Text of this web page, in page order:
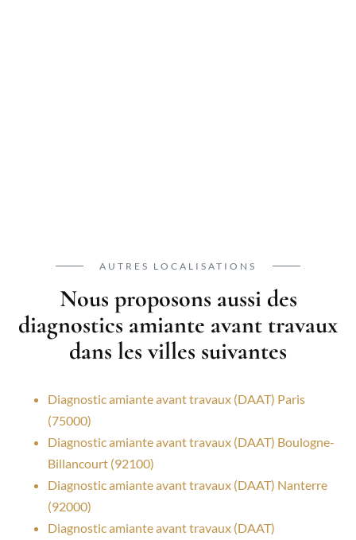
AUTRES LOCALISATIONS
Nous proposons aussi des
diagnostics amiante avant travaux
dans les villes suivantes
Diagnostic amiante avant travaux (DAAT) Paris
(75000)
Diagnostic amiante avant travaux (DAAT) Boulogne-
Billancourt (92100)
Diagnostic amiante avant travaux (DAAT) Nanterre
(92000)
Diagnostic amiante avant travaux (DAAT)